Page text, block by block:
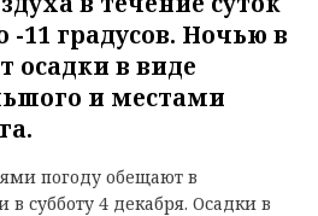
-11 градусов. Ночью в
осадки в виде
и местами
погоду обещают в
субботу 4 декабря. Осадки в